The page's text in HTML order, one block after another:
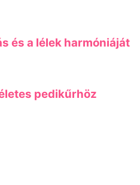
és a lélek harmóniáját
pedikűrhöz